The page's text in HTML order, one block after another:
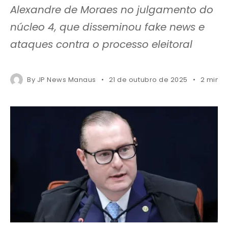
Alexandre de Moraes no julgamento do
núcleo 4, que disseminou fake news e
ataques contra o processo eleitoral
By JP News Manaus 21 de outubro de 2025 2 mins